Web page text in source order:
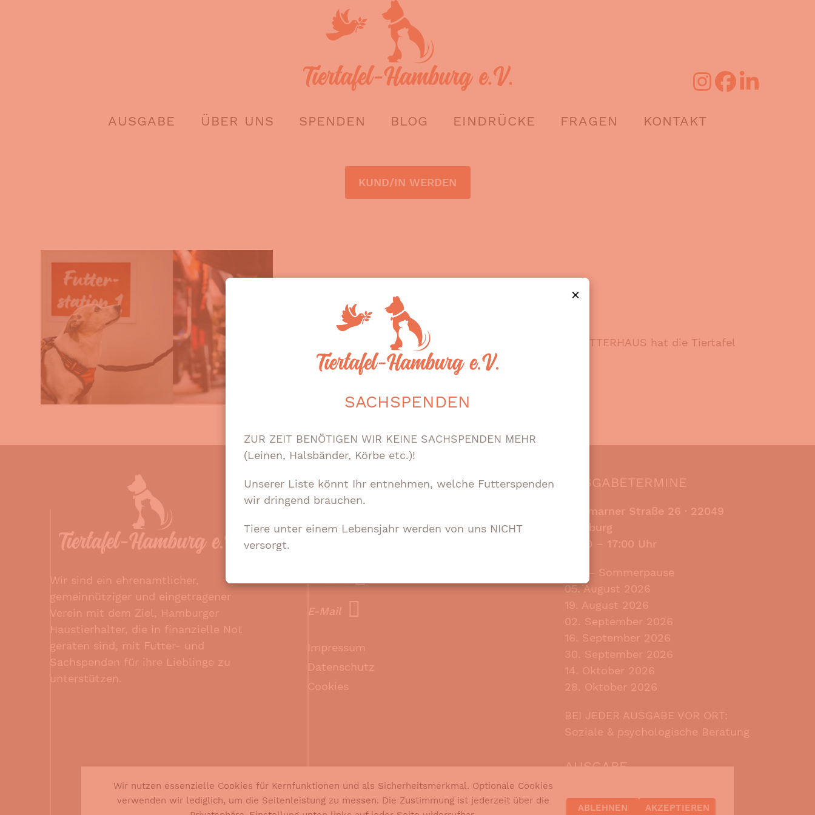
Wir nutzen essenzielle Cookies für Kernfunktionen und als Sicherheitsmerkmal. Optionale Cookies
verwenden wir lediglich, um die Seitenleistung zu messen. Die Zustimmung ist jederzeit über die
AKZEPTIEREN
ABLEHNEN
AUSGABE ÜBER UNS SPENDEN BLOG EINDRÜCKE FRAGEN KONTAKT
KUND/IN WERDEN
HILFE FÜR MENSCH UND TIER
Eine Reportage – ganz nah am Tag der Ausgabe. DAS FUTTERHAUS hat die Tiertafel
begleitet.
Wir sind ein ehrenamtlicher,
gemeinnütziger und eingetragener
Verein mit dem Ziel, Hamburger
Haustierhalter, die in finanzielle Not
geraten sind, mit Futter- und
Sachspenden für ihre Lieblinge zu
unterstützen.
KONTAKT
Stormarner Straße 26
E-Mail
Impressum
Datenschutz
Cookies
AUSGABETERMINE
Stormarner Straße 26 · 22049
Hamburg
13:00 – 17:00 Uhr
Juli – Sommerpause
05. August 2026
19. August 2026
02. September 2026
16. September 2026
30. September 2026
14. Oktober 2026
28. Oktober 2026
BEI JEDER AUSGABE VOR ORT:
Soziale & psychologische Beratung
AUSGABE
SPENDEN
×
SACHSPENDEN
ZUR ZEIT BENÖTIGEN WIR KEINE SACHSPENDEN MEHR
(Leinen, Halsbänder, Körbe etc.)!
Unserer Liste könnt Ihr entnehmen, welche Futterspenden
wir dringend brauchen.
Tiere unter einem Lebensjahr werden von uns NICHT
versorgt.